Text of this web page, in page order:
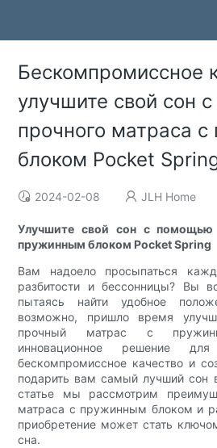
Бескомпромиссное
улучшите свой сон
прочного матраса
блоком Pocket
2024-02-08 JLH Home
Улучшите свой сон с помощью
пружинным блоком Pocket Spring
Вам надоело просыпаться
разбитости и бессонницы? Вы
пытаясь найти удобное
возможно, пришло время
прочный матрас с
инновационное решение
бескомпромиссное качество и
подарить вам самый лучший сон
статье мы рассмотрим
матраса с пружинным блоком и
приобретение может стать
сна.